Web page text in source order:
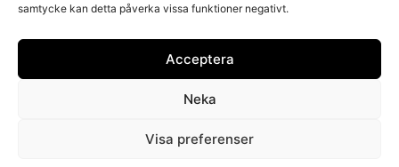
samtycke kan detta påverka vissa funktioner negativt.
Acceptera
Neka
Visa preferenser
Information